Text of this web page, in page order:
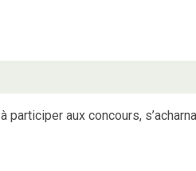
participer aux concours,